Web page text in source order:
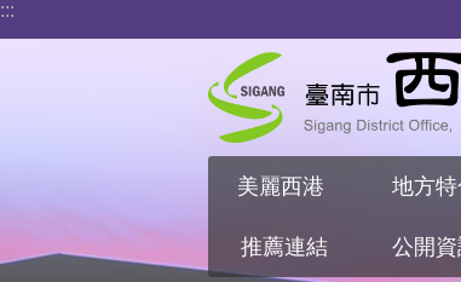
跳到主要內容區塊
:::
美麗西港 地方
推薦連結 公開